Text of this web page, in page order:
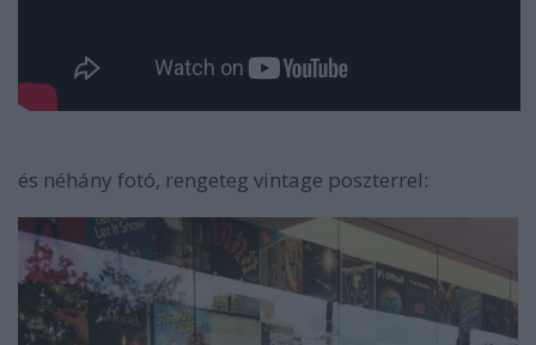
és néhány fotó, rengeteg vintage poszterrel: